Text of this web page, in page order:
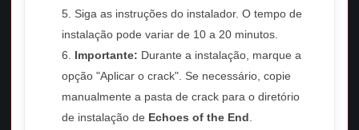
Siga as instruções do instalador. O tempo de
instalação pode variar de 10 a 20 minutos.
Importante: Durante a instalação, marque a
opção "Aplicar o crack". Se necessário, copie
manualmente a pasta de crack para o diretório
de instalação de Echoes of the End